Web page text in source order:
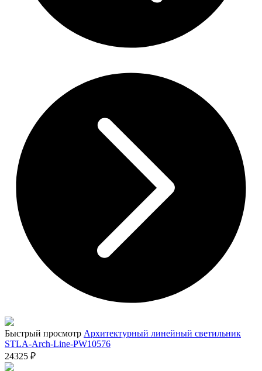
Быстрый просмотр Архитектурный линейный светильник
STLA-Arch-Line-PW10576
24325 ₽